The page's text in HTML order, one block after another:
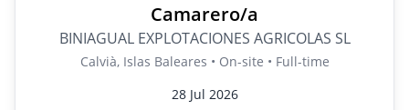
Camarero/a
BINIAGUAL EXPLOTACIONES AGRICOLAS SL
Calvià, Islas Baleares • On-site • Full-time
28 Jul 2026